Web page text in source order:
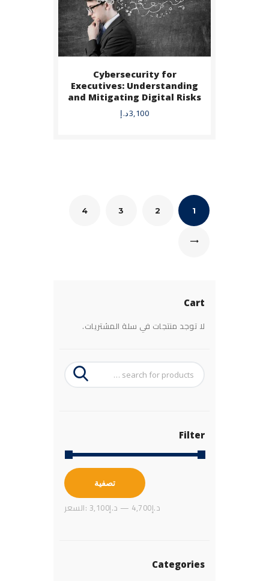
Cybersecurity for
Executives: Understanding
and Mitigating Digital Risks
3,100د.إ
1
2
3
4
Cart
لا توجد منتجات في سلة المشتريات.
Filter
أدنى
سعر
أعلى
سعر
تصفية
السعر: 3,100د.إ — 4,700د.إ
Categories